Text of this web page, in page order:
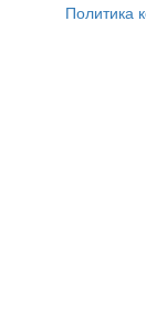
Политика